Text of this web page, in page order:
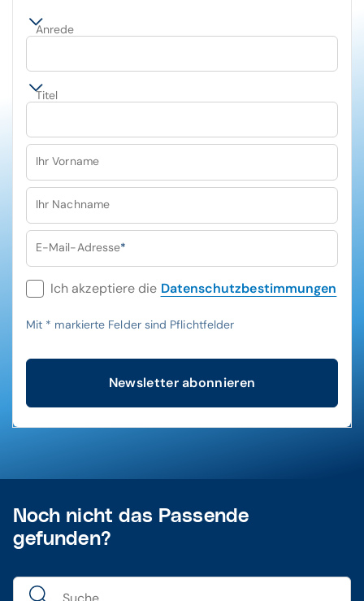
Anrede
Titel
Ihr Vorname
Ihr Nachname
E-Mail-Adresse*
Ich akzeptiere die Datenschutzbestimmungen
Mit * markierte Felder sind Pflichtfelder
Newsletter abonnieren
Noch nicht das Passende
gefunden?